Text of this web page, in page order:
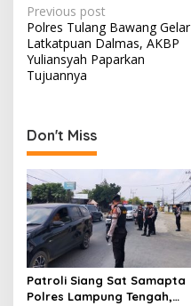
P
o
s
a
v
i
g
a
t
i
Previous post
Polres Tulang Bawang Gelar
Latkatpuan Dalmas, AKBP
Yuliansyah Paparkan
Tujuannya
Don't Miss
Patroli Siang Sat Samapta
Polres Lampung Tengah,